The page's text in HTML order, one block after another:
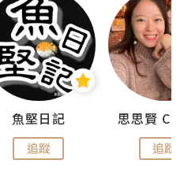
魚堅日記
追蹤 追蹤